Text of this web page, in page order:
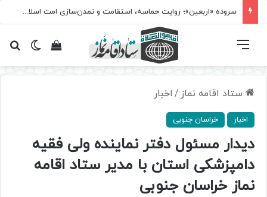
سروده‌ «اربعین»؛ روایت حماسه، استقامت و تمدن‌سازی امت اسلامی
تغییرمشاهده فهرست
ستاد اقامه نماز / اخبار
اخبار خراسان جنوبی
دیدار مسئول دفتر نماینده ولی فقیه
دامپزشکی استان با مدیر ستاد اقامه
نماز خراسان جنوبی